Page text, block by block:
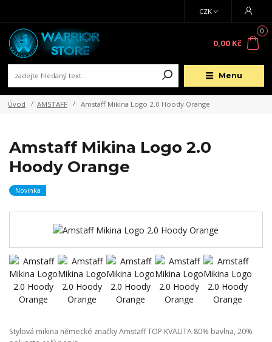
Menu
CZK
0
0,00 Kč
Úvod AMSTAFF Amstaff Mikina Logo 2.0 Hoody Orange
Amstaff Mikina Logo 2.0
Hoody Orange
Novinka
Stylová mikina německé značky Amstaff TOP KVALITA 80% bavlna, 20%